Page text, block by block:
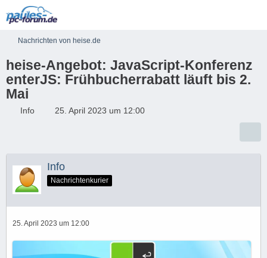
Nachrichten von heise.de
heise-Angebot: JavaScript-Konferenz
enterJS: Frühbucherrabatt läuft bis 2.
Mai
Info 25. April 2023 um 12:00
Info
Nachrichtenkurier
25. April 2023 um 12:00